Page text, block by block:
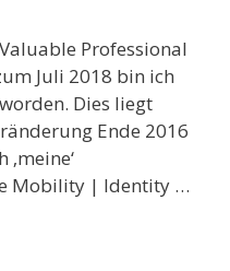
Professional
Juli 2018 bin ich
Dies liegt
Ende 2016
Mobility | Identity …